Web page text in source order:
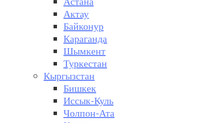
Актау
Байконур
Караганда
Шымкент
Туркестан
Кыргызстан
Бишкек
Иссык-Куль
Чолпон-Ата